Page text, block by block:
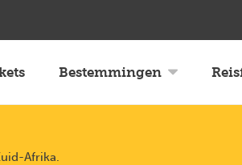
Bestemmingen
Afrika.